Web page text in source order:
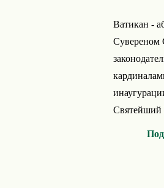
Ватикан -
Сувереном
Святейший